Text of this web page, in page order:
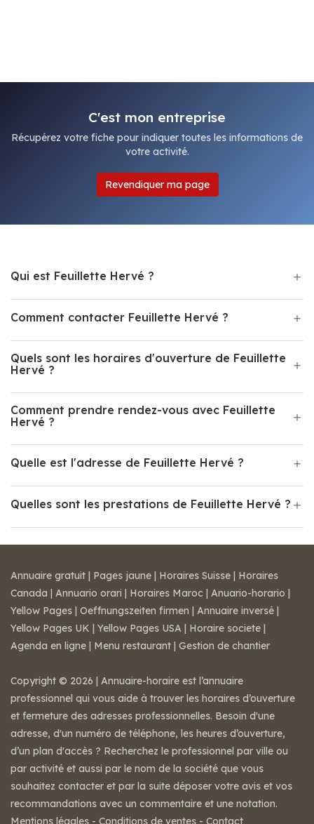
C'est mon entreprise
Récupérez votre fiche pour indiquer toutes les informations de
votre activité.
Revendiquer ma page
Qui est Feuillette Hervé ?
Comment contacter Feuillette Hervé ?
Quels sont les horaires d'ouverture de Feuillette
Hervé ?
Comment prendre rendez-vous avec Feuillette
Hervé ?
Quelle est l'adresse de Feuillette Hervé ?
Quelles sont les prestations de Feuillette Hervé ?
Annuaire gratuit | Pages jaune | Horaires Suisse | Horaires
Canada | Annuario orari | Horaires Maroc | Anuario-horario |
Yellow Pages | Oeffnungszeiten firmen | Annuaire inversé |
Yellow Pages UK | Yellow Pages USA | Horaire societe |
Agenda en ligne | Menu restaurant | Gestion de chantier
Copyright © 2026 | Annuaire-horaire est l’annuaire
professionnel qui vous aide à trouver les horaires d’ouverture
et fermeture des adresses professionnelles. Besoin d'une
adresse, d'un numéro de téléphone, les heures d’ouverture,
d’un plan d'accès ? Recherchez le professionnel par ville ou
par activité et aussi par le nom de la société que vous
souhaitez contacter et par la suite déposer votre avis et vos
recommandations avec un commentaire et une notation.
Mentions légales - Conditions de ventes - Contact